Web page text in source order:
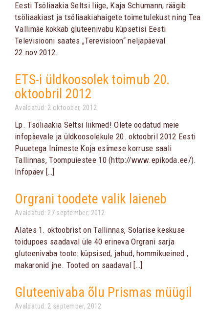
Eesti Tsöliaakia Seltsi liige, Kaja Schumann, räägib
tsöliaakiast ja tsöliaakiahaigete toimetulekust ning Tea
Vallimäe kokkab gluteenivabu küpsetisi Eesti
Televisiooni saates „Terevisioon“ neljapäeval
22.nov.2012.
ETS-i üldkoosolek toimub 20.
oktoobril 2012
Avaldatud: 2 oktoober, 2012
Lp. Tsöliaakia Seltsi liikmed! Olete oodatud meie
infopäevale ja üldkoosolekule 20. oktoobril 2012 Eesti
Puuetega Inimeste Koja esimese korruse saali
Tallinnas, Toompuiestee 10 (http://www.epikoda.ee/).
Infopäev […]
Orgrani toodete valik laieneb
Avaldatud: 27 september, 2012
Alates 1. oktoobrist on Tallinnas, Solarise keskuse
toidupoes saadaval üle 40 erineva Orgrani sarja
gluteenivaba toote: küpsised, jahud, hommikueined ,
makaronid jne. Tooted on saadaval […]
Gluteenivaba õlu Prismas müügil
Avaldatud: 2 september, 2012